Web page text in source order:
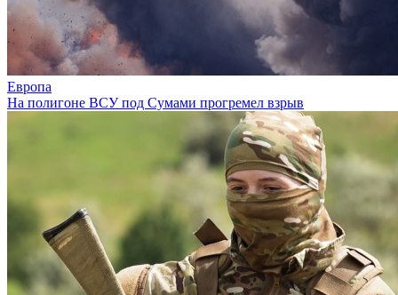
Европа
На полигоне ВСУ под Сумами прогремел взрыв